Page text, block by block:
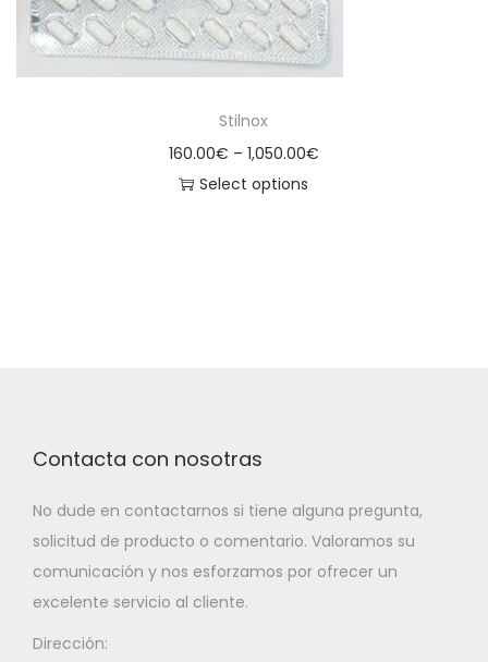
Stilnox
160.00€ – 1,050.00€
Select options
Contacta con nosotras
No dude en contactarnos si tiene alguna pregunta,
solicitud de producto o comentario. Valoramos su
comunicación y nos esforzamos por ofrecer un
excelente servicio al cliente.
Dirección: